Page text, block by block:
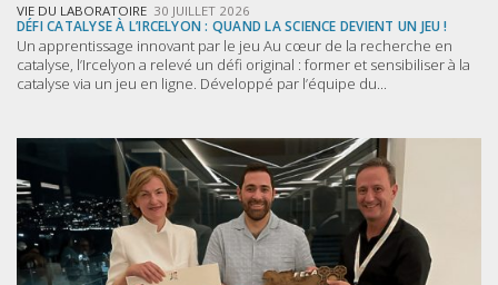
VIE DU LABORATOIRE 30 JUILLET 2026
DÉFI CATALYSE À L’IRCELYON : QUAND LA SCIENCE DEVIENT UN JEU !
Un apprentissage innovant par le jeu Au cœur de la recherche en
catalyse, l’Ircelyon a relevé un défi original : former et sensibiliser à la
catalyse via un jeu en ligne. Développé par l’équipe du...